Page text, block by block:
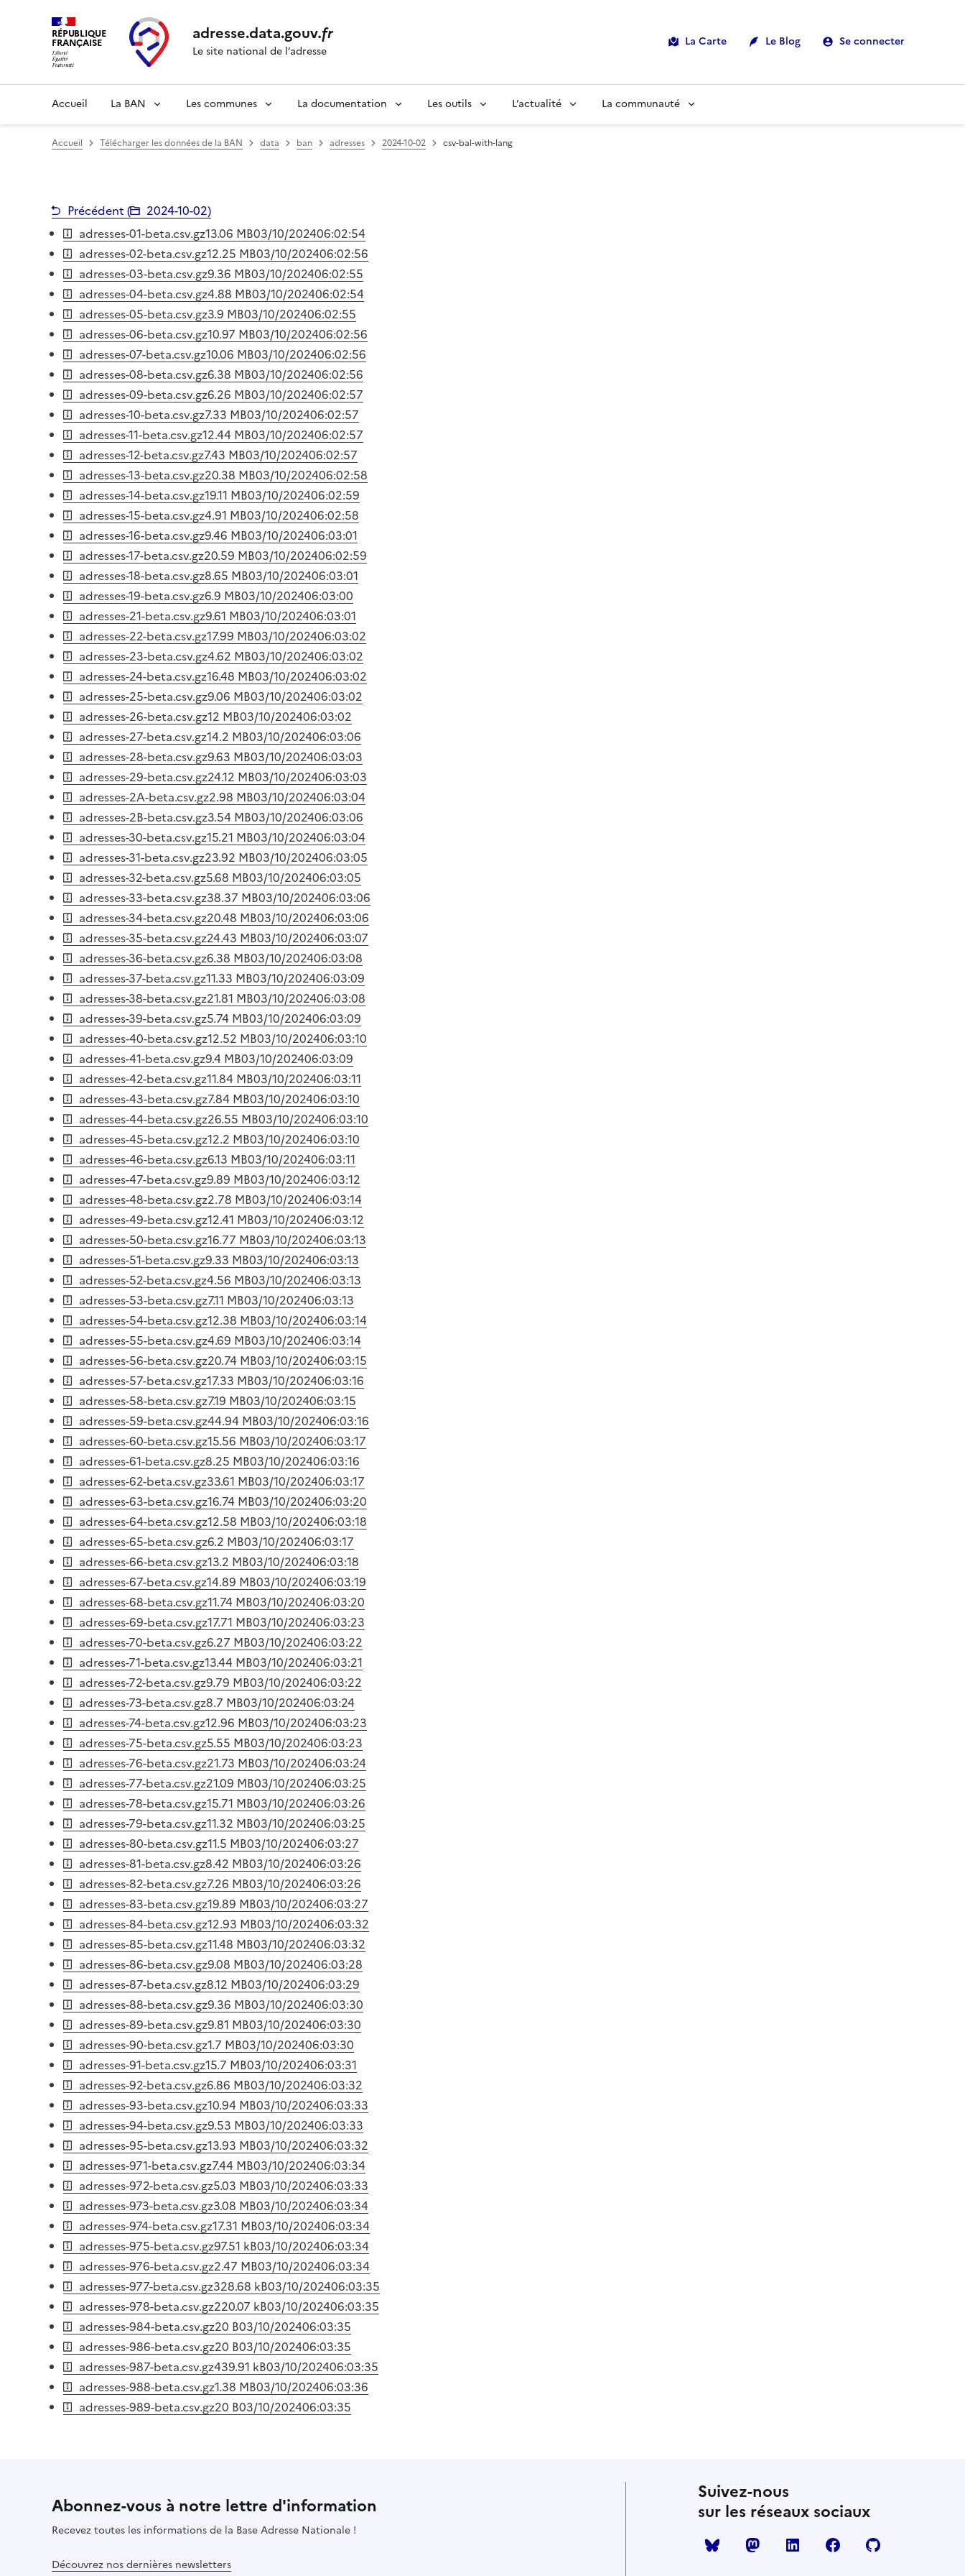
RÉPUBLIQUE
FRANÇAISE adresse.data.gouv.fr
Le site national de l’adresse
La Carte Le Blog Se connecter
Accueil La BAN Les communes La documentation Les outils L’actualité La communauté
Accueil Télécharger les données de la BAN data ban adresses 2024-10-02 csv-bal-with-lang
Précédent ( 2024-10-02)
adresses-01-beta.csv.gz13.06 MB03/10/202406:02:54
adresses-02-beta.csv.gz12.25 MB03/10/202406:02:56
adresses-03-beta.csv.gz9.36 MB03/10/202406:02:55
adresses-04-beta.csv.gz4.88 MB03/10/202406:02:54
adresses-05-beta.csv.gz3.9 MB03/10/202406:02:55
adresses-06-beta.csv.gz10.97 MB03/10/202406:02:56
adresses-07-beta.csv.gz10.06 MB03/10/202406:02:56
adresses-08-beta.csv.gz6.38 MB03/10/202406:02:56
adresses-09-beta.csv.gz6.26 MB03/10/202406:02:57
adresses-10-beta.csv.gz7.33 MB03/10/202406:02:57
adresses-11-beta.csv.gz12.44 MB03/10/202406:02:57
adresses-12-beta.csv.gz7.43 MB03/10/202406:02:57
adresses-13-beta.csv.gz20.38 MB03/10/202406:02:58
adresses-14-beta.csv.gz19.11 MB03/10/202406:02:59
adresses-15-beta.csv.gz4.91 MB03/10/202406:02:58
adresses-16-beta.csv.gz9.46 MB03/10/202406:03:01
adresses-17-beta.csv.gz20.59 MB03/10/202406:02:59
adresses-18-beta.csv.gz8.65 MB03/10/202406:03:01
adresses-19-beta.csv.gz6.9 MB03/10/202406:03:00
adresses-21-beta.csv.gz9.61 MB03/10/202406:03:01
adresses-22-beta.csv.gz17.99 MB03/10/202406:03:02
adresses-23-beta.csv.gz4.62 MB03/10/202406:03:02
adresses-24-beta.csv.gz16.48 MB03/10/202406:03:02
adresses-25-beta.csv.gz9.06 MB03/10/202406:03:02
adresses-26-beta.csv.gz12 MB03/10/202406:03:02
adresses-27-beta.csv.gz14.2 MB03/10/202406:03:06
adresses-28-beta.csv.gz9.63 MB03/10/202406:03:03
adresses-29-beta.csv.gz24.12 MB03/10/202406:03:03
adresses-2A-beta.csv.gz2.98 MB03/10/202406:03:04
adresses-2B-beta.csv.gz3.54 MB03/10/202406:03:06
adresses-30-beta.csv.gz15.21 MB03/10/202406:03:04
adresses-31-beta.csv.gz23.92 MB03/10/202406:03:05
adresses-32-beta.csv.gz5.68 MB03/10/202406:03:05
adresses-33-beta.csv.gz38.37 MB03/10/202406:03:06
adresses-34-beta.csv.gz20.48 MB03/10/202406:03:06
adresses-35-beta.csv.gz24.43 MB03/10/202406:03:07
adresses-36-beta.csv.gz6.38 MB03/10/202406:03:08
adresses-37-beta.csv.gz11.33 MB03/10/202406:03:09
adresses-38-beta.csv.gz21.81 MB03/10/202406:03:08
adresses-39-beta.csv.gz5.74 MB03/10/202406:03:09
adresses-40-beta.csv.gz12.52 MB03/10/202406:03:10
adresses-41-beta.csv.gz9.4 MB03/10/202406:03:09
adresses-42-beta.csv.gz11.84 MB03/10/202406:03:11
adresses-43-beta.csv.gz7.84 MB03/10/202406:03:10
adresses-44-beta.csv.gz26.55 MB03/10/202406:03:10
adresses-45-beta.csv.gz12.2 MB03/10/202406:03:10
adresses-46-beta.csv.gz6.13 MB03/10/202406:03:11
adresses-47-beta.csv.gz9.89 MB03/10/202406:03:12
adresses-48-beta.csv.gz2.78 MB03/10/202406:03:14
adresses-49-beta.csv.gz12.41 MB03/10/202406:03:12
adresses-50-beta.csv.gz16.77 MB03/10/202406:03:13
adresses-51-beta.csv.gz9.33 MB03/10/202406:03:13
adresses-52-beta.csv.gz4.56 MB03/10/202406:03:13
adresses-53-beta.csv.gz7.11 MB03/10/202406:03:13
adresses-54-beta.csv.gz12.38 MB03/10/202406:03:14
adresses-55-beta.csv.gz4.69 MB03/10/202406:03:14
adresses-56-beta.csv.gz20.74 MB03/10/202406:03:15
adresses-57-beta.csv.gz17.33 MB03/10/202406:03:16
adresses-58-beta.csv.gz7.19 MB03/10/202406:03:15
adresses-59-beta.csv.gz44.94 MB03/10/202406:03:16
adresses-60-beta.csv.gz15.56 MB03/10/202406:03:17
adresses-61-beta.csv.gz8.25 MB03/10/202406:03:16
adresses-62-beta.csv.gz33.61 MB03/10/202406:03:17
adresses-63-beta.csv.gz16.74 MB03/10/202406:03:20
adresses-64-beta.csv.gz12.58 MB03/10/202406:03:18
adresses-65-beta.csv.gz6.2 MB03/10/202406:03:17
adresses-66-beta.csv.gz13.2 MB03/10/202406:03:18
adresses-67-beta.csv.gz14.89 MB03/10/202406:03:19
adresses-68-beta.csv.gz11.74 MB03/10/202406:03:20
adresses-69-beta.csv.gz17.71 MB03/10/202406:03:23
adresses-70-beta.csv.gz6.27 MB03/10/202406:03:22
adresses-71-beta.csv.gz13.44 MB03/10/202406:03:21
adresses-72-beta.csv.gz9.79 MB03/10/202406:03:22
adresses-73-beta.csv.gz8.7 MB03/10/202406:03:24
adresses-74-beta.csv.gz12.96 MB03/10/202406:03:23
adresses-75-beta.csv.gz5.55 MB03/10/202406:03:23
adresses-76-beta.csv.gz21.73 MB03/10/202406:03:24
adresses-77-beta.csv.gz21.09 MB03/10/202406:03:25
adresses-78-beta.csv.gz15.71 MB03/10/202406:03:26
adresses-79-beta.csv.gz11.32 MB03/10/202406:03:25
adresses-80-beta.csv.gz11.5 MB03/10/202406:03:27
adresses-81-beta.csv.gz8.42 MB03/10/202406:03:26
adresses-82-beta.csv.gz7.26 MB03/10/202406:03:26
adresses-83-beta.csv.gz19.89 MB03/10/202406:03:27
adresses-84-beta.csv.gz12.93 MB03/10/202406:03:32
adresses-85-beta.csv.gz11.48 MB03/10/202406:03:32
adresses-86-beta.csv.gz9.08 MB03/10/202406:03:28
adresses-87-beta.csv.gz8.12 MB03/10/202406:03:29
adresses-88-beta.csv.gz9.36 MB03/10/202406:03:30
adresses-89-beta.csv.gz9.81 MB03/10/202406:03:30
adresses-90-beta.csv.gz1.7 MB03/10/202406:03:30
adresses-91-beta.csv.gz15.7 MB03/10/202406:03:31
adresses-92-beta.csv.gz6.86 MB03/10/202406:03:32
adresses-93-beta.csv.gz10.94 MB03/10/202406:03:33
adresses-94-beta.csv.gz9.53 MB03/10/202406:03:33
adresses-95-beta.csv.gz13.93 MB03/10/202406:03:32
adresses-971-beta.csv.gz7.44 MB03/10/202406:03:34
adresses-972-beta.csv.gz5.03 MB03/10/202406:03:33
adresses-973-beta.csv.gz3.08 MB03/10/202406:03:34
adresses-974-beta.csv.gz17.31 MB03/10/202406:03:34
adresses-975-beta.csv.gz97.51 kB03/10/202406:03:34
adresses-976-beta.csv.gz2.47 MB03/10/202406:03:34
adresses-977-beta.csv.gz328.68 kB03/10/202406:03:35
adresses-978-beta.csv.gz220.07 kB03/10/202406:03:35
adresses-984-beta.csv.gz20 B03/10/202406:03:35
adresses-986-beta.csv.gz20 B03/10/202406:03:35
adresses-987-beta.csv.gz439.91 kB03/10/202406:03:35
adresses-988-beta.csv.gz1.38 MB03/10/202406:03:36
adresses-989-beta.csv.gz20 B03/10/202406:03:35
Abonnez-vous à notre lettre d'information
Recevez toutes les informations de la Base Adresse Nationale !
Découvrez nos dernières newsletters
Suivez-nous
sur les réseaux sociaux
MastodonLinkedIn Facebook